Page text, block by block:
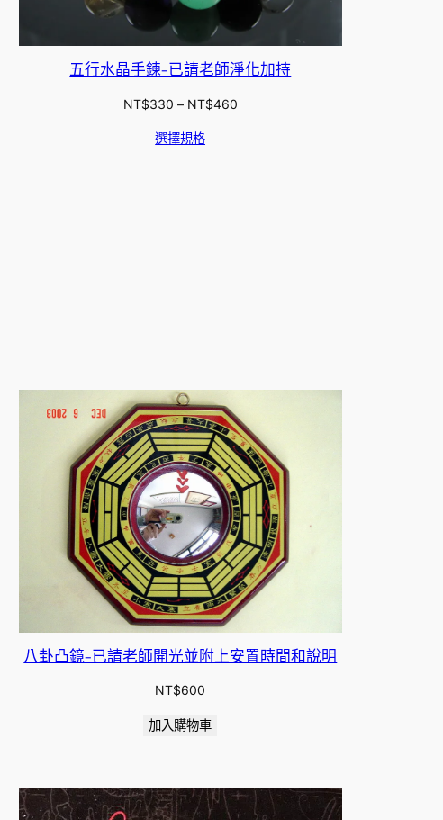
五行水晶手鍊-已請老師淨化加持
NT$330 – NT$460價
選擇規格
八卦凸鏡-已請老師開光並附上安置時間和說明
NT$600
加入購物車